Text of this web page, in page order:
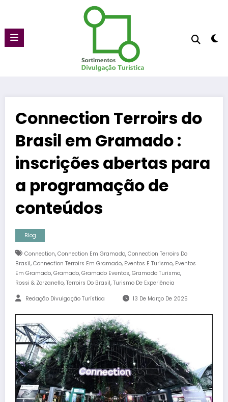
conteúdo
Connection Terroirs do
Brasil em Gramado :
inscrições abertas para
a programação de
conteúdos
Blog
Connection, Connection Em Gramado, Connection Terroirs Do
Brasil, Connection Terroirs Em Gramado, Eventos E Turismo, Eventos
Em Gramado, Gramado, Gramado Eventos, Gramado Turismo,
Rossi & Zorzanello, Terroirs Do Brasil, Turismo De Experiência
Redação Divulgação Turística 13 De Março De 2025